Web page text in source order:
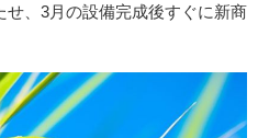
、3月の設備完成後すぐに新商